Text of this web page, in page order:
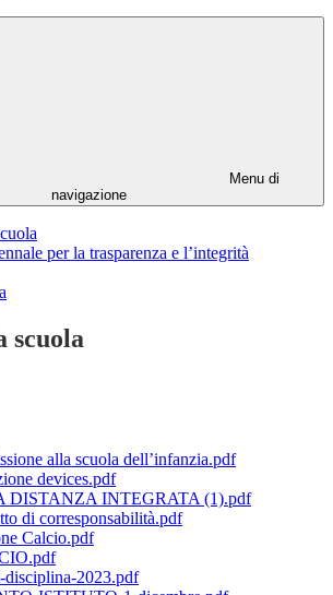
Menu di
navigazione
per la trasparenza e l’integrità
scuola
alla scuola dell’infanzia.pdf
devices.pdf
DISTANZA INTEGRATA (1).pdf
di corresponsabilità.pdf
Calcio.pdf
disciplina-2023.pdf